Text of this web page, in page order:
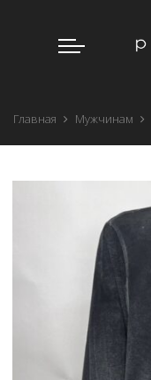
Главная Мужчинам